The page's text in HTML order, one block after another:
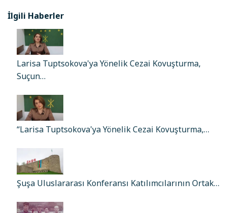
İlgili Haberler
Larisa Tuptsokova'ya Yönelik Cezai Kovuşturma,
Suçun…
“Larisa Tuptsokova'ya Yönelik Cezai Kovuşturma,…
Şuşa Uluslararası Konferansı Katılımcılarının Ortak…